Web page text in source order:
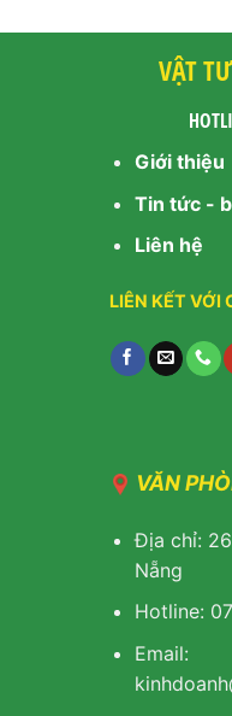
VẬT
Giới thiệu
Tin tức -
Liên hệ
LIÊN
VĂN
Địa chỉ:
Nẵng
Hotline:
Email: